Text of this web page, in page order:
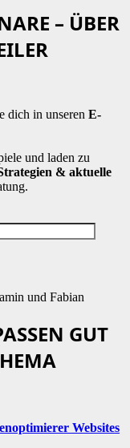
– ÜBER
dich in unseren E-
und laden zu
& aktuelle
GUT
Websites